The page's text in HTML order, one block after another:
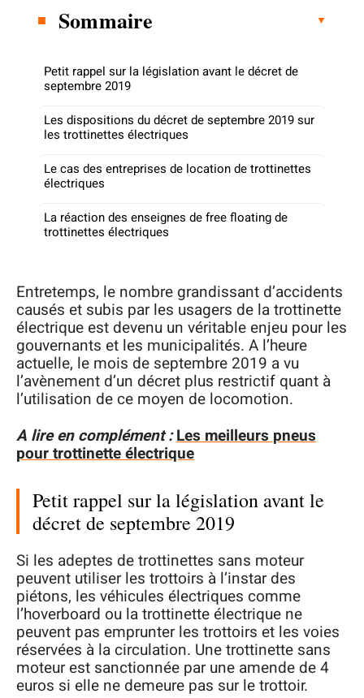
Sommaire
Petit rappel sur la législation avant le décret de
septembre 2019
Les dispositions du décret de septembre 2019 sur
les trottinettes électriques
Le cas des entreprises de location de trottinettes
électriques
La réaction des enseignes de free floating de
trottinettes électriques
Entretemps, le nombre grandissant d’accidents
causés et subis par les usagers de la trottinette
électrique est devenu un véritable enjeu pour les
gouvernants et les municipalités. A l’heure
actuelle, le mois de septembre 2019 a vu
l’avènement d’un décret plus restrictif quant à
l’utilisation de ce moyen de locomotion.
A lire en complément : Les meilleurs pneus
pour trottinette électrique
Petit rappel sur la législation avant le
décret de septembre 2019
Si les adeptes de trottinettes sans moteur
peuvent utiliser les trottoirs à l’instar des
piétons, les véhicules électriques comme
l’hoverboard ou la trottinette électrique ne
peuvent pas emprunter les trottoirs et les voies
réservées à la circulation. Une trottinette sans
moteur est sanctionnée par une amende de 4
euros si elle ne demeure pas sur le trottoir.